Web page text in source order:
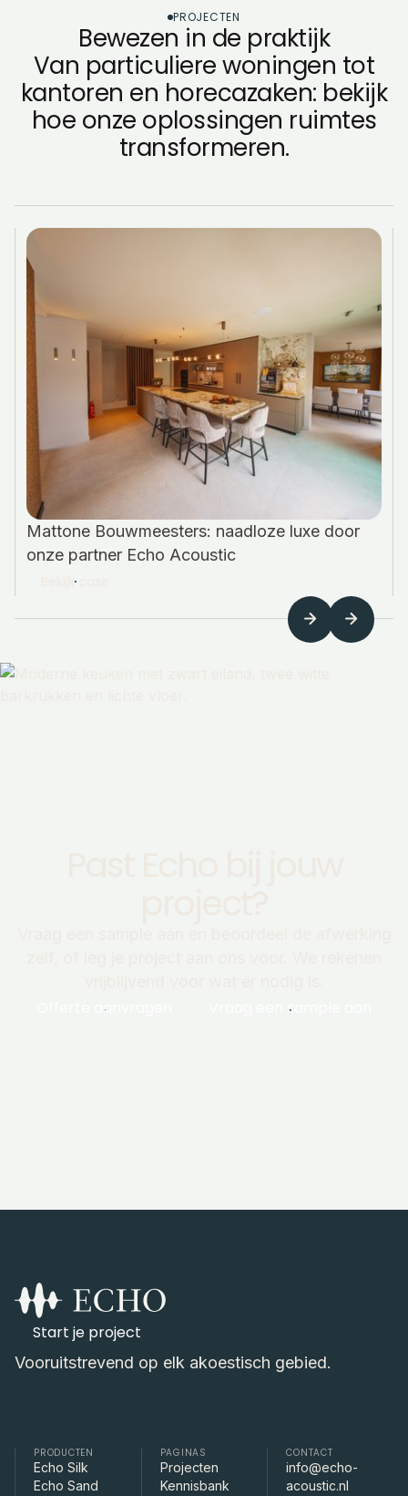
PROJECTEN
Bewezen in de praktijk
Van particuliere woningen tot
kantoren en horecazaken: bekijk
hoe onze oplossingen ruimtes
transformeren.
Mattone Bouwmeesters: naadloze luxe door
onze partner Echo Acoustic
Bekijk case
Offerte aanvragen Vraag een sample aan
Start je project
Vooruitstrevend op elk akoestisch gebied.
PRODUCTEN
Echo Silk
Echo Sand
PAGINAS
Projecten
Kennisbank
CONTACT
info@echo-
acoustic.nl